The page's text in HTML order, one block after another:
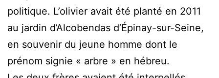
politique. L’olivier avait été planté en 2011
au jardin d’Alcobendas d’Épinay-sur-Seine,
en souvenir du jeune homme dont le
prénom signie « arbre » en hébreu.